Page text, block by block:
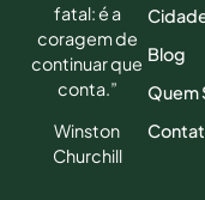
fatal: é a
coragem de
continuar que
conta.”
Winston
Churchill
Blog
Quem